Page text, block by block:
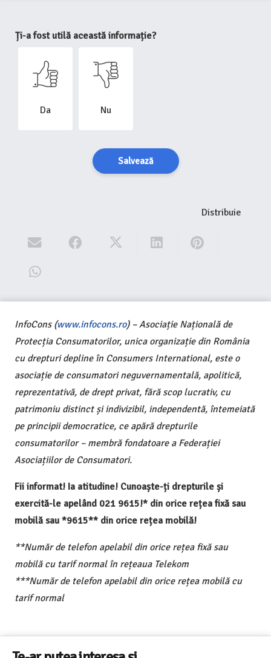
Ți-a fost utilă această informație?
Da Nu
Salvează
Distribuie
InfoCons (www.infocons.ro) – Asociație Națională de
Protecția Consumatorilor, unica organizație din România
cu drepturi depline în Consumers International, este o
asociație de consumatori neguvernamentală, apolitică,
reprezentativă, de drept privat, fără scop lucrativ, cu
patrimoniu distinct și indivizibil, independentă, întemeiată
pe principii democratice, ce apără drepturile
consumatorilor – membră fondatoare a Federației
Asociațiilor de Consumatori.
Fii informat! Ia atitudine! Cunoaște-ți drepturile și
exercită-le apelând 021 9615!* din orice rețea fixă sau
mobilă sau *9615** din orice rețea mobilă!
**Număr de telefon apelabil din orice rețea fixă sau
mobilă cu tarif normal în rețeaua Telekom
***Număr de telefon apelabil din orice rețea mobilă cu
tarif normal